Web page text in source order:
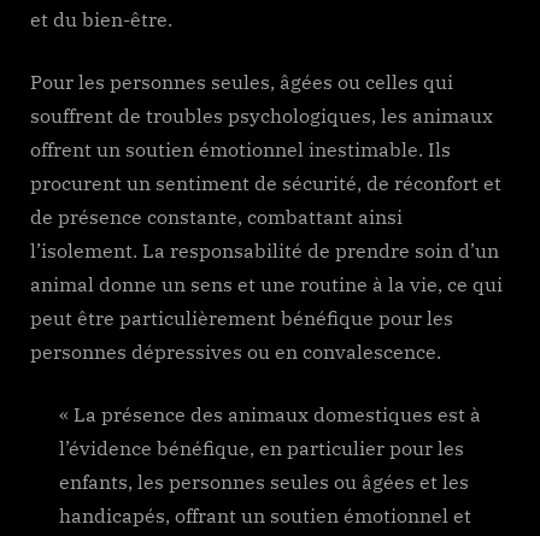
et du bien-être.
Pour les personnes seules, âgées ou celles qui
souffrent de troubles psychologiques, les animaux
offrent un soutien émotionnel inestimable. Ils
procurent un sentiment de sécurité, de réconfort et
de présence constante, combattant ainsi
l’isolement. La responsabilité de prendre soin d’un
animal donne un sens et une routine à la vie, ce qui
peut être particulièrement bénéfique pour les
personnes dépressives ou en convalescence.
« La présence des animaux domestiques est à
l’évidence bénéfique, en particulier pour les
enfants, les personnes seules ou âgées et les
handicapés, offrant un soutien émotionnel et